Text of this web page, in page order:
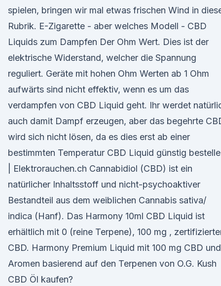
spielen, bringen wir mal etwas frischen Wind in
Rubrik. E-Zigarette - aber welches Modell - CBD
Liquids zum Dampfen Der Ohm Wert. Dies ist der
elektrische Widerstand, welcher die Spannung
reguliert. Geräte mit hohen Ohm Werten ab 1 Ohm
aufwärts sind nicht effektiv, wenn es um das
verdampfen von CBD Liquid geht. Ihr werdet
auch damit Dampf erzeugen, aber das begehrte
wird sich nicht lösen, da es dies erst ab einer
bestimmten Temperatur CBD Liquid günstig
| Elektrorauchen.ch Cannabidiol (CBD) ist ein
natürlicher Inhaltsstoff und nicht-psychoaktiver
Bestandteil aus dem weiblichen Cannabis sativa/
indica (Hanf). Das Harmony 10ml CBD Liquid ist
erhältlich mit 0 (reine Terpene), 100 mg ,
CBD. Harmony Premium Liquid mit 100 mg CBD und
Aromen basierend auf den Terpenen von O.G. Kush
CBD Öl kaufen?